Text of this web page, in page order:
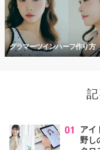
グラマーツインハーフ作り方
01 アイ
野し